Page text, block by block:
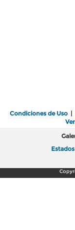
Condiciones de Uso |